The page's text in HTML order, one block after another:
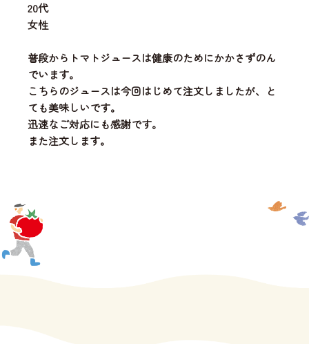
20代
女性
普段からトマトジュースは健康のためにかかさずのん
でいます。
こちらのジュースは今回はじめて注文しましたが、と
ても美味しいです。
迅速なご対応にも感謝です。
また注文します。